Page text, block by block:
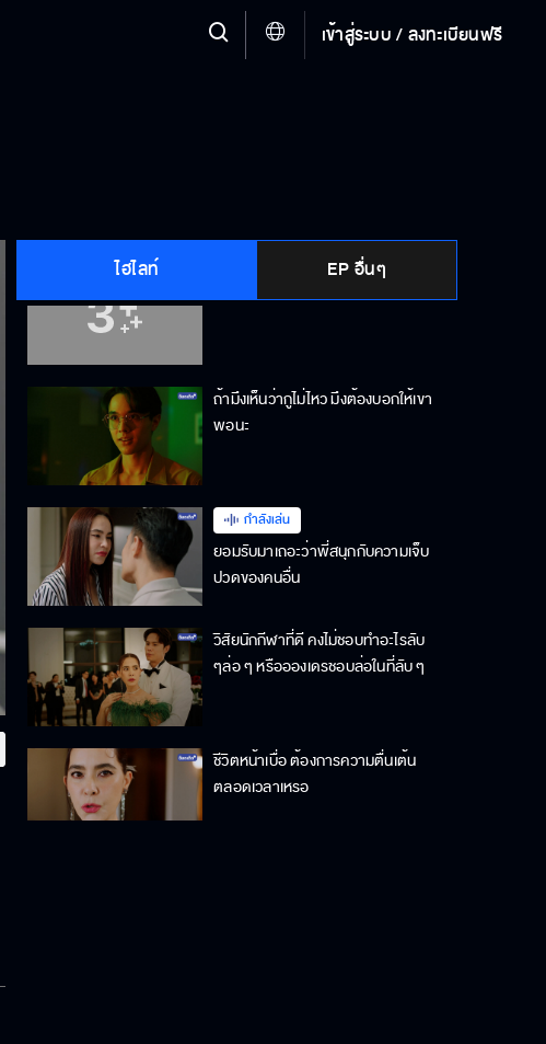
เข้าสู่ระบบ / ลงทะเบียนฟรี
ไฮไลท์ EP อื่นๆ
น้าขอโทษนะ ไม่ว่าลีเลือกแบบไหนน้าก็
จะเคารพการตัดสินใจของลี
ทุกอย่างจะเหมือนเดิม
ถ้ามึงเห็นว่ากูไม่ไหว มึงต้องบอกให้เขา
พอนะ
กำลังเล่น
ยอมรับมาเถอะว่าพี่สนุกกับความเจ็บ
ปวดของคนอื่น
วิสัยนักกีฬาที่ดี คงไม่ชอบทำอะไรลับ
ๆล่อ ๆ หรืออองเดรชอบล่อในที่ลับ ๆ
ชีวิตหน้าเบื่อ ต้องการความตื่นเต้น
ตลอดเวลาเหรอ